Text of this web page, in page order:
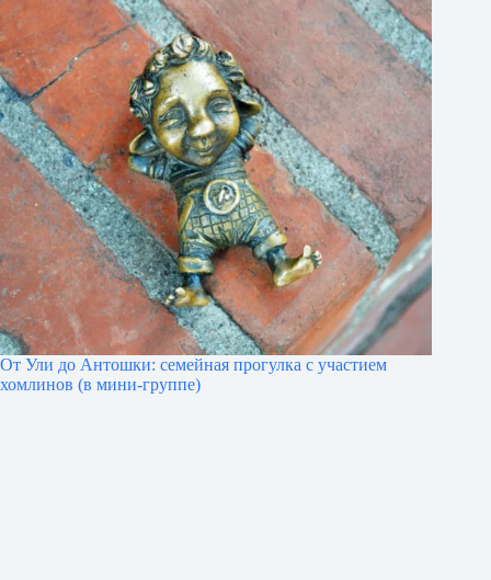
От Ули до Антошки: семейная прогулка с участием
хомлинов (в мини-группе)